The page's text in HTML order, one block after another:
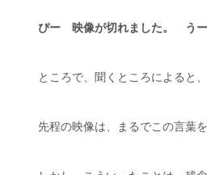
ぴー 映像が切れました。 うー
ところで、聞くところによると、
先程の映像は、まるでこの言葉